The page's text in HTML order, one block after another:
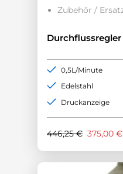
Zubehör /
446,25€
Preis
war:
375,00€
0,5L/Minute
Edelstahl
Druckanzeige